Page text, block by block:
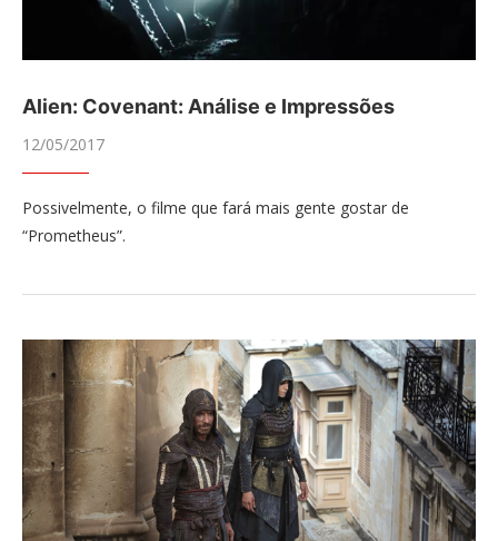
Alien: Covenant: Análise e Impressões
12/05/2017
Possivelmente, o filme que fará mais gente gostar de
“Prometheus”.